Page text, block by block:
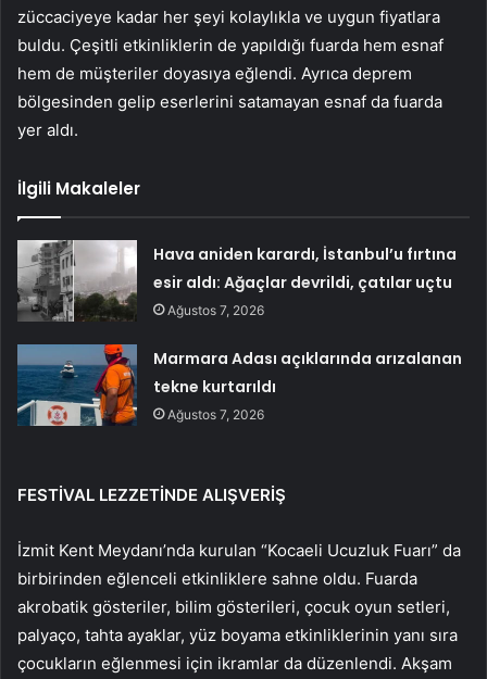
züccaciyeye kadar her şeyi kolaylıkla ve uygun fiyatlara
buldu. Çeşitli etkinliklerin de yapıldığı fuarda hem esnaf
hem de müşteriler doyasıya eğlendi. Ayrıca deprem
bölgesinden gelip eserlerini satamayan esnaf da fuarda
yer aldı.
İlgili Makaleler
Hava aniden karardı, İstanbul’u fırtına
esir aldı: Ağaçlar devrildi, çatılar uçtu
Ağustos 7, 2026
Marmara Adası açıklarında arızalanan
tekne kurtarıldı
Ağustos 7, 2026
FESTİVAL LEZZETİNDE ALIŞVERİŞ
İzmit Kent Meydanı’nda kurulan “Kocaeli Ucuzluk Fuarı” da
birbirinden eğlenceli etkinliklere sahne oldu. Fuarda
akrobatik gösteriler, bilim gösterileri, çocuk oyun setleri,
palyaço, tahta ayaklar, yüz boyama etkinliklerinin yanı sıra
çocukların eğlenmesi için ikramlar da düzenlendi. Akşam